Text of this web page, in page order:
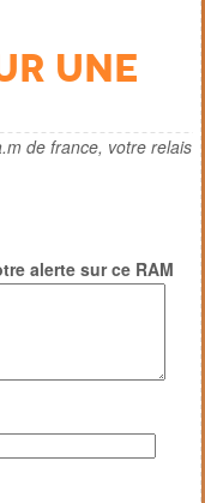
une
de france, votre relais
alerte sur ce RAM